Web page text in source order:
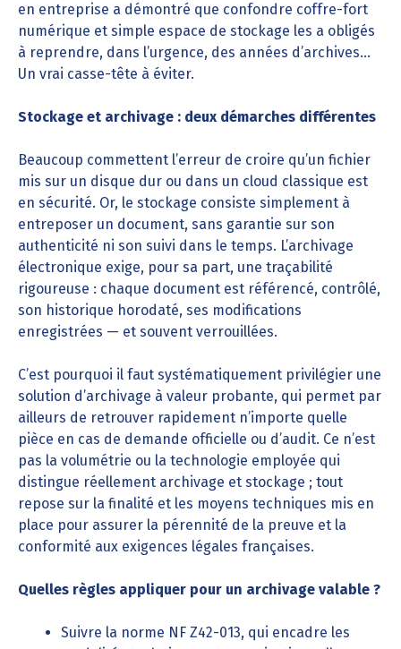
en entreprise a démontré que confondre coffre-fort
numérique et simple espace de stockage les a obligés
à reprendre, dans l’urgence, des années d’archives…
Un vrai casse-tête à éviter.
Stockage et archivage : deux démarches différentes
Beaucoup commettent l’erreur de croire qu’un fichier
mis sur un disque dur ou dans un cloud classique est
en sécurité. Or, le stockage consiste simplement à
entreposer un document, sans garantie sur son
authenticité ni son suivi dans le temps. L’archivage
électronique exige, pour sa part, une traçabilité
rigoureuse : chaque document est référencé, contrôlé,
son historique horodaté, ses modifications
enregistrées — et souvent verrouillées.
C’est pourquoi il faut systématiquement privilégier une
solution d’archivage à valeur probante, qui permet par
ailleurs de retrouver rapidement n’importe quelle
pièce en cas de demande officielle ou d’audit. Ce n’est
pas la volumétrie ou la technologie employée qui
distingue réellement archivage et stockage ; tout
repose sur la finalité et les moyens techniques mis en
place pour assurer la pérennité de la preuve et la
conformité aux exigences légales françaises.
Quelles règles appliquer pour un archivage valable ?
Suivre la norme NF Z42-013, qui encadre les